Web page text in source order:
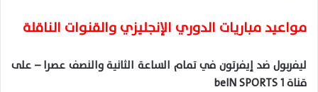
مواعيد مباريات الدوري الإنجليزي والقنوات الناقلة
ليفربول ضد إيفرتون في تمام الساعة الثانية والنصف عصرا – على
قناة beIN SPORTS 1